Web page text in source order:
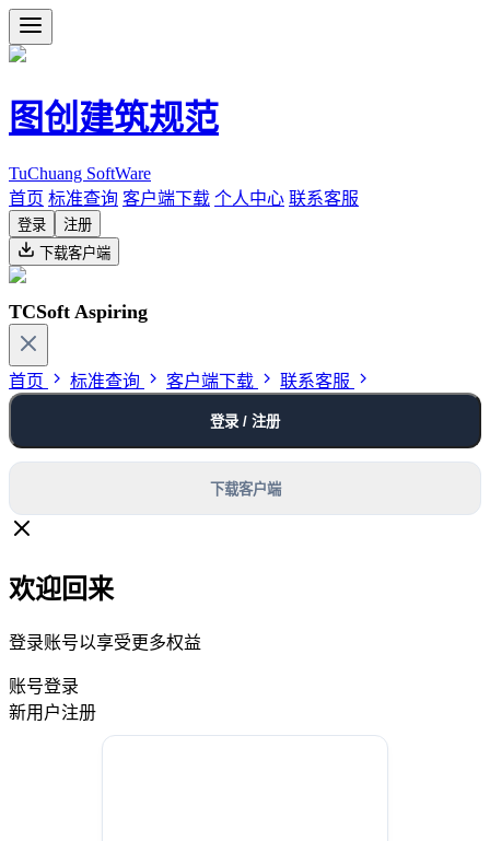
图创建筑规范
TuChuang SoftWare
首页 标准查询 客户端下载 个人中心 联系客服
登录
注册
下载客户端
TCSoft Aspiring
首页 标准查询 客户端下载 联系客服
登录 / 注册
下载客户端
欢迎回来
登录账号以享受更多权益
账号登录
新用户注册